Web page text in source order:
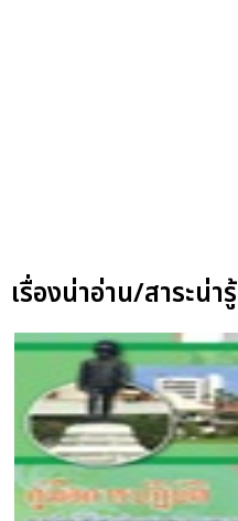
เรื่องน่าอ่าน/สาระน่ารู้